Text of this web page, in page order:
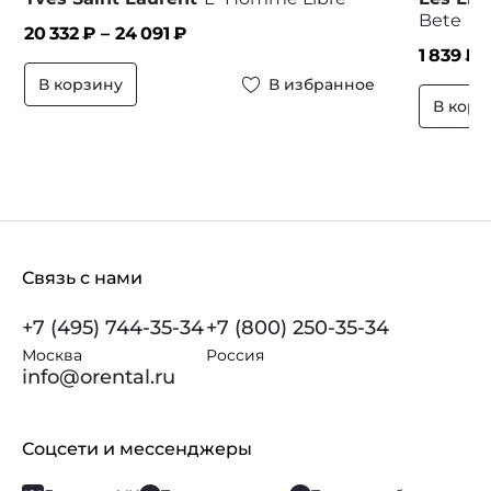
20 332₽ – 24 091 ₽
В корзину В избранное
Bete
1 839₽
В
Связь с нами
+7 (495) 744-35-34
Москва
+7 (800) 250-35-34
Россия
info@orental.ru
Соцсети и мессенджеры